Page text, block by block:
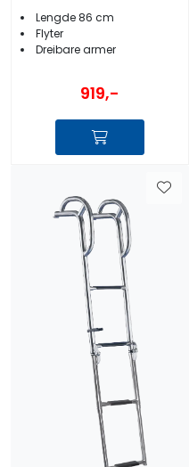
Lengde 86 cm
Flyter
Dreibare armer
919,-